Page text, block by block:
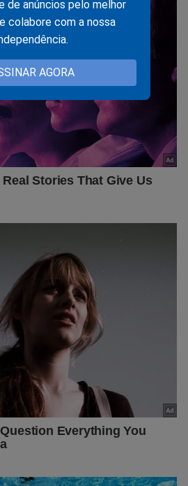
de anúncios pelo melhor
colabore com a nossa
AGORA